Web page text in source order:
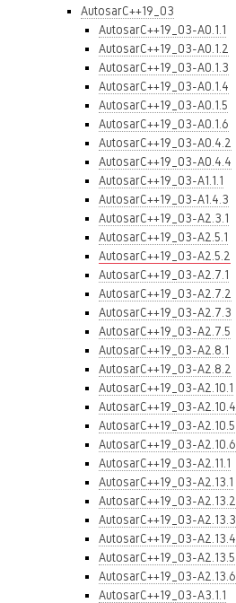
AutosarC++19_03
AutosarC++19_03-A0.1.1
AutosarC++19_03-A0.1.2
AutosarC++19_03-A0.1.3
AutosarC++19_03-A0.1.4
AutosarC++19_03-A0.1.5
AutosarC++19_03-A0.1.6
AutosarC++19_03-A0.4.2
AutosarC++19_03-A0.4.4
AutosarC++19_03-A1.1.1
AutosarC++19_03-A1.4.3
AutosarC++19_03-A2.3.1
AutosarC++19_03-A2.5.1
AutosarC++19_03-A2.5.2
AutosarC++19_03-A2.7.1
AutosarC++19_03-A2.7.2
AutosarC++19_03-A2.7.3
AutosarC++19_03-A2.7.5
AutosarC++19_03-A2.8.1
AutosarC++19_03-A2.8.2
AutosarC++19_03-A2.10.1
AutosarC++19_03-A2.10.4
AutosarC++19_03-A2.10.5
AutosarC++19_03-A2.10.6
AutosarC++19_03-A2.11.1
AutosarC++19_03-A2.13.1
AutosarC++19_03-A2.13.2
AutosarC++19_03-A2.13.3
AutosarC++19_03-A2.13.4
AutosarC++19_03-A2.13.5
AutosarC++19_03-A2.13.6
AutosarC++19_03-A3.1.1